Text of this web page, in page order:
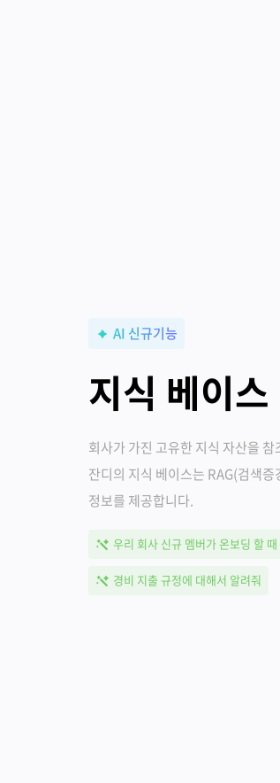
AI 신규기능
지식 베이스
회사가 가진 고유한 지식 자산을
잔디의 지식 베이스는 RAG(검색
정보를 제공합니다.
우리 회사 신규 멤버가 온보딩 할
경비 지출 규정에 대해서 알려줘